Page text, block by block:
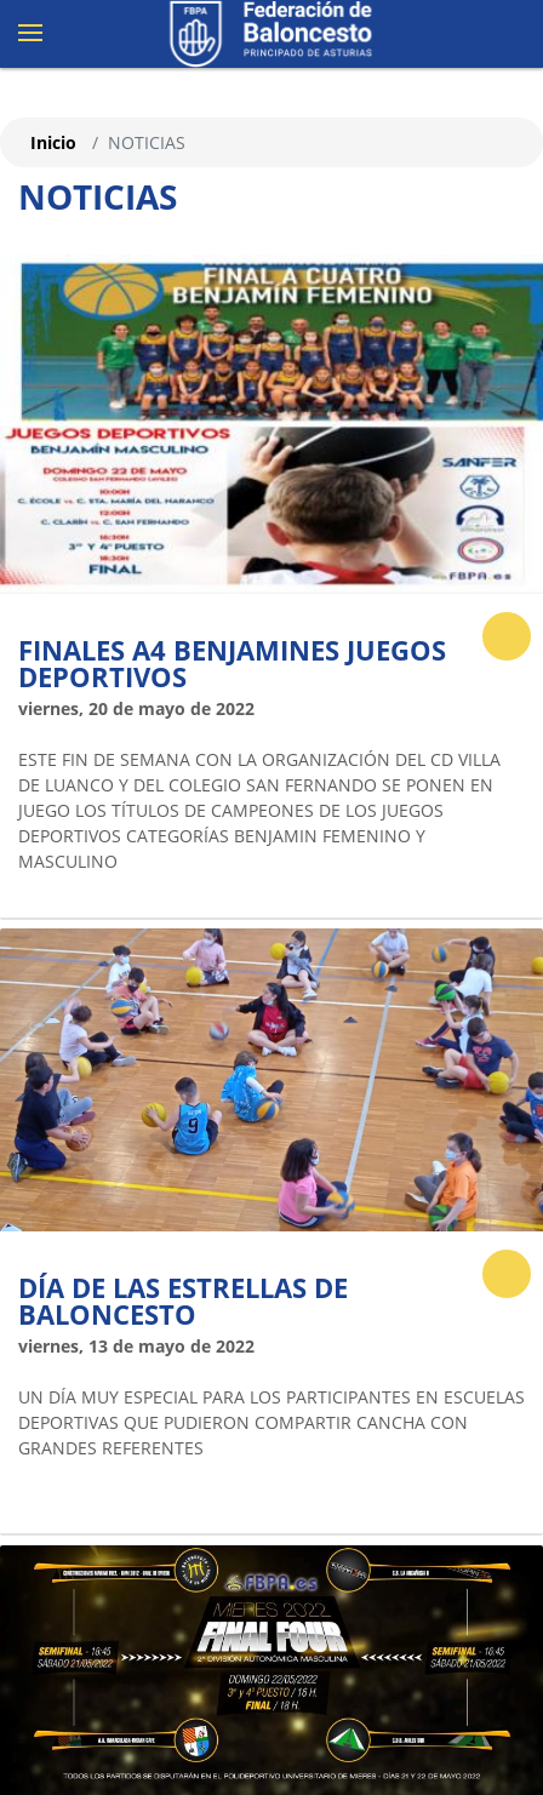
NOTICIAS
Inicio NOTICIAS
FINALES A4 BENJAMINES JUEGOS
DEPORTIVOS
viernes, 20 de mayo de 2022
ESTE FIN DE SEMANA CON LA ORGANIZACIÓN DEL CD VILLA
DE LUANCO Y DEL COLEGIO SAN FERNANDO SE PONEN EN
JUEGO LOS TÍTULOS DE CAMPEONES DE LOS JUEGOS
DEPORTIVOS CATEGORÍAS BENJAMIN FEMENINO Y
MASCULINO
DÍA DE LAS ESTRELLAS DE
BALONCESTO
viernes, 13 de mayo de 2022
UN DÍA MUY ESPECIAL PARA LOS PARTICIPANTES EN ESCUELAS
DEPORTIVAS QUE PUDIERON COMPARTIR CANCHA CON
GRANDES REFERENTES